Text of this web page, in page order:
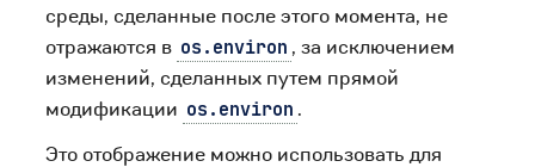
среды, сделанные после этого момента, не
отражаются в os.environ , за исключением
изменений, сделанных путем прямой
модификации os.environ .
Это отображение можно использовать для